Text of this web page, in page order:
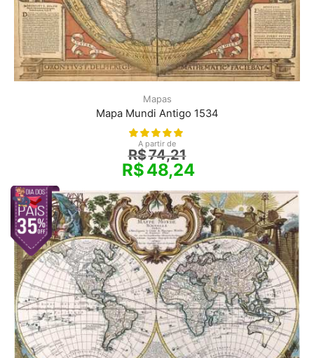
Mapas
Mapa Mundi Antigo 1534
A partir de
R$74,21
R$48,24